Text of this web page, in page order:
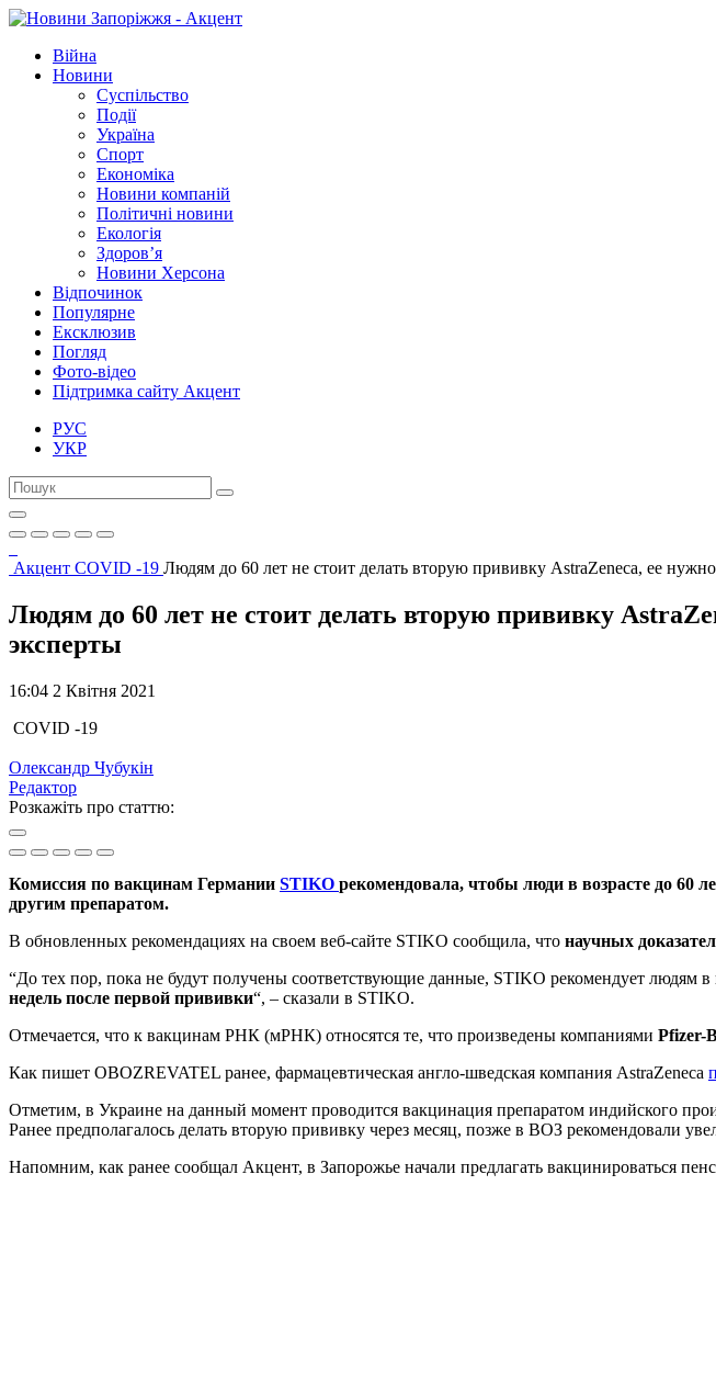
Війна
Новини
Суспільство
Події
Україна
Спорт
Економіка
Новини компаній
Політичні новини
Екологія
Здоров’я
Новини Херсона
Відпочинок
Популярне
Ексклюзив
Погляд
Фото-відео
Підтримка сайту Акцент
РУС
УКР
Акцент COVID -19 Людям до 60 лет не стоит делать вторую прививку AstraZeneca, ее
Людям до 60 лет не стоит делать вторую прививку
эксперты
16:04 2 Квітня 2021
COVID -19
Олександр Чубукін
Редактор
Розкажіть про статтю:
Комиссия по вакцинам Германии STIKO рекомендовала, чтобы люди в возрасте до 60
другим препаратом.
В обновленных рекомендациях на своем веб-сайте STIKO сообщила, что научных
“До тех пор, пока не будут получены соответствующие данные, STIKO рекомендует людям в
недель после первой прививки“, – сказали в STIKO.
Отмечается, что к вакцинам РНК (мРНК) относятся те, что произведены компаниями Pfizer-
Как пишет OBOZREVATEL ранее, фармацевтическая англо-шведская компания AstraZeneca
Отметим, в Украине на данный момент проводится вакцинация препаратом индийского
Ранее предполагалось делать вторую прививку через месяц, позже в ВОЗ рекомендовали
Напомним, как ранее сообщал Акцент, в Запорожье начали предлагать вакцинироваться